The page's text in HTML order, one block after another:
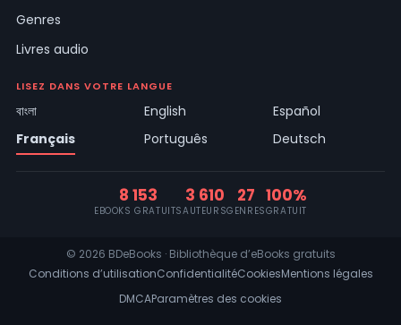
Genres
Livres audio
LISEZ DANS VOTRE LANGUE
বাংলা English
Español
Français
Português Deutsch
8 153
EBOOKS GRATUITS
3 610
AUTEURS
27
GENRES
100%
GRATUIT
© 2026 BDeBooks · Bibliothèque d’eBooks gratuits
Conditions d’utilisationConfidentialitéCookiesMentions légales
DMCAParamètres des cookies